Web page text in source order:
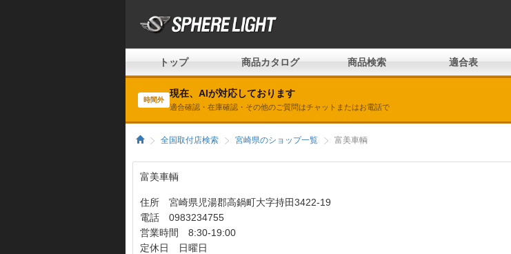
トップ 商品カタログ 商品検索 適合表
時間外
現在、AIが対応しております
適合確認・在庫確認・その他のご質問はチャットまたはお電話で
全国取付店検索 宮崎県のショップ一覧 富美車輌
富美車輌
住所 宮崎県児湯郡高鍋町大字持田3422-19
電話 0983234755
営業時間 8:30-19:00
定休日 日曜日